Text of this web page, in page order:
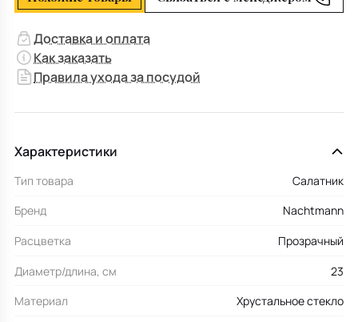
Доставка и оплата
Как заказать
Правила ухода за посудой
Характеристики
Тип товара
Салатник
Бренд
Nachtmann
Расцветка
Прозрачный
Диаметр/длина, см
23
Материал
Хрустальное стекло